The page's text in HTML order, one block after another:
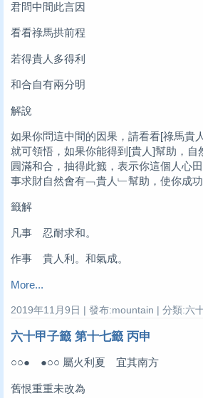
君問中間此言因
看看祿馬拱前程
若得貴人多得利
和合自有兩分明
解說
如果你問這中間的因果，請看看[祿馬貴
就可領悟，如果你能得到[貴人]幫助，自
圓滿和合，抽得此籤，表示你這個人心
事求財自然會有﹁貴人﹂幫助，使你成功
籤解
凡事 忍耐求和。
作事 貴人利。和氣成。
More...
2019年11月9日 | 發布:mountain | 分類:六
六十甲子籤 第十七籤 丙申
○○● ●○○ 屬火利夏 宜其南方
舊恨重重未改為